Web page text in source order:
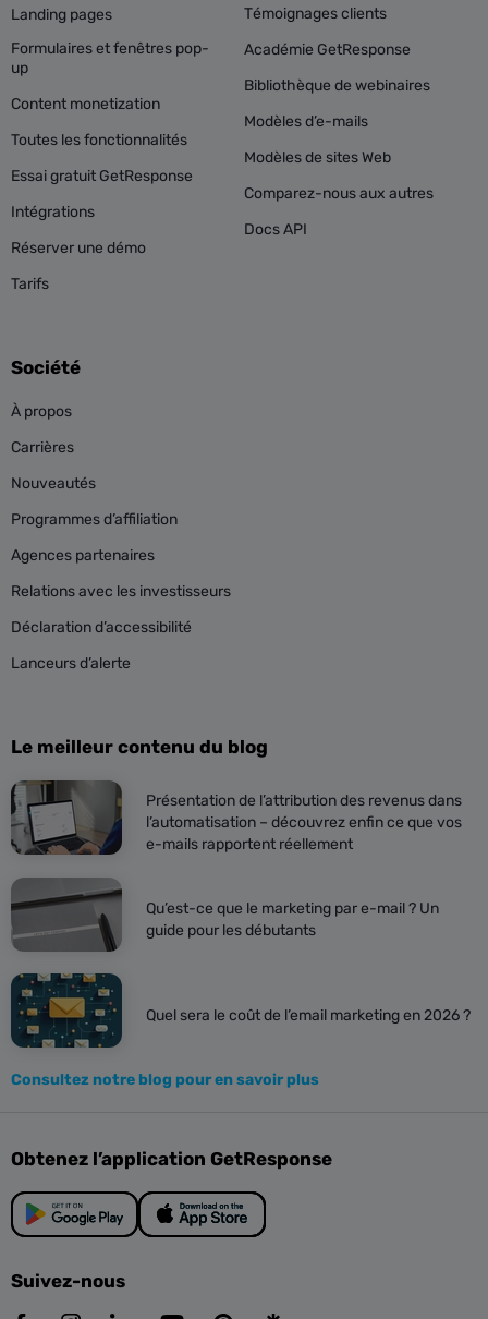
Landing pages
Formulaires et fenêtres pop-
up
Content monetization
Toutes les fonctionnalités
Essai gratuit GetResponse
Intégrations
Réserver une démo
Tarifs
Témoignages clients
Académie GetResponse
Bibliothèque de webinaires
Modèles d’e-mails
Modèles de sites Web
Comparez-nous aux autres
Docs API
Société
À propos
Carrières
Nouveautés
Programmes d’affiliation
Agences partenaires
Relations avec les investisseurs
Déclaration d’accessibilité
Lanceurs d’alerte
Le meilleur contenu du blog
Présentation de l’attribution des revenus dans
l’automatisation – découvrez enfin ce que vos
e-mails rapportent réellement
Qu’est-ce que le marketing par e-mail ? Un
guide pour les débutants
Quel sera le coût de l’email marketing en 2026 ?
Consultez notre blog pour en savoir plus
Obtenez l’application GetResponse
Suivez-nous